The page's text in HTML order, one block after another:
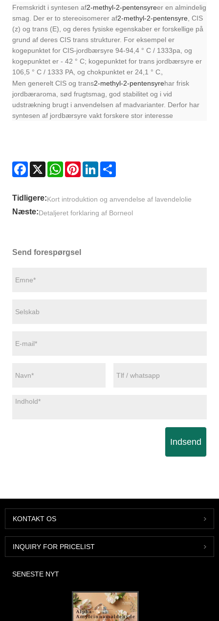
Fremskridt i syntesen af2-methyl-2-pentensyreer en almindelig
smag. Der er to stereoisomerer af2-methyl-2-pentensyre, CIS
(z) og trans (E), og deres fysiske egenskaber er forskellige på
grund af deres CIS trans strukturer. For eksempel er
kogepunktet for CIS-jordbærsyre 94-94,4 ° C / 1333pa, og
kogepunktet er - 42 ° C; kogepunktet for trans jordbærsyre er
106,5 ° C / 1333 PA, og chokpunktet er 24,1 ° C。
Men generelt CIS og trans2-methyl-2-pentensyrehar frisk
jordbæraroma, sød frugtsmag, god stabilitet og i vid
udstrækning brugt i anvendelsen af ​​madvarianter. Derfor har
syntesen af ​​jordbærsyre vakt forskere stor interesse
Facebook
X WhatsAppPinterestLinkedIn
Tidligere:Kort introduktion og anvendelse af lavendelolie
Næste:Detaljeret forklaring af Borneol
Send forespørgsel
Indsend
KONTAKT OS
INQUIRY FOR PRICELIST
SENESTE NYT